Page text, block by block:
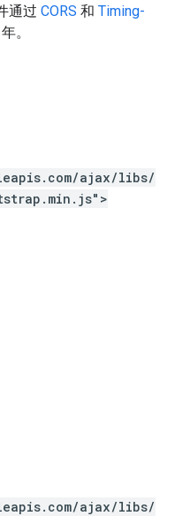
通过 CORS 和 Timing-
。
ajax/libs/
ajax/libs/